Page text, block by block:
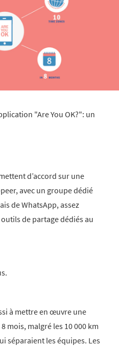
"Are You OK?": un
d’accord sur une
avec un groupe dédié
de WhatsApp, assez
de partage dédiés au
à mettre en œuvre une
mois, malgré les 10 000 km
séparaient les équipes. Les